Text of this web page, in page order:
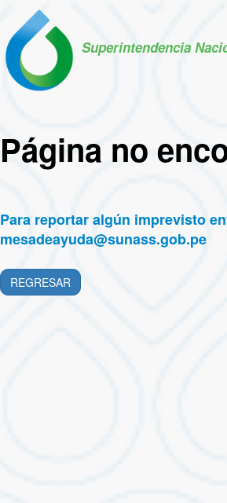
Superintendencia
Página no
Para reportar algún imprevisto
mesadeayuda@sunass.gob.pe
REGRESAR